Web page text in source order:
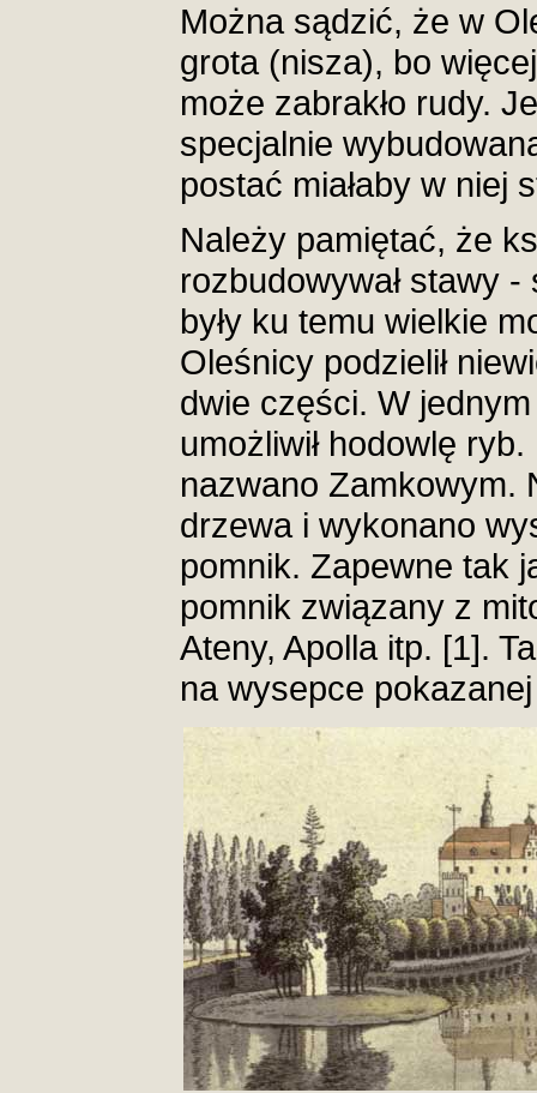
Można sądzić, że w
grota (nisza), bo
może zabrakło rudy.
specjalnie
postać miałaby w niej
Należy pamiętać, że
rozbudowywał stawy
były ku temu wielkie
Oleśnicy podzielił
dwie części. W
umożliwił hodowlę
nazwano Zamkowym.
drzewa i wykonano
pomnik. Zapewne tak
pomnik związany z
Ateny, Apolla itp. [1].
na wysepce